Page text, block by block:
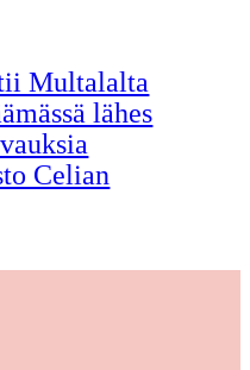
Multalalta
lähes
Celian